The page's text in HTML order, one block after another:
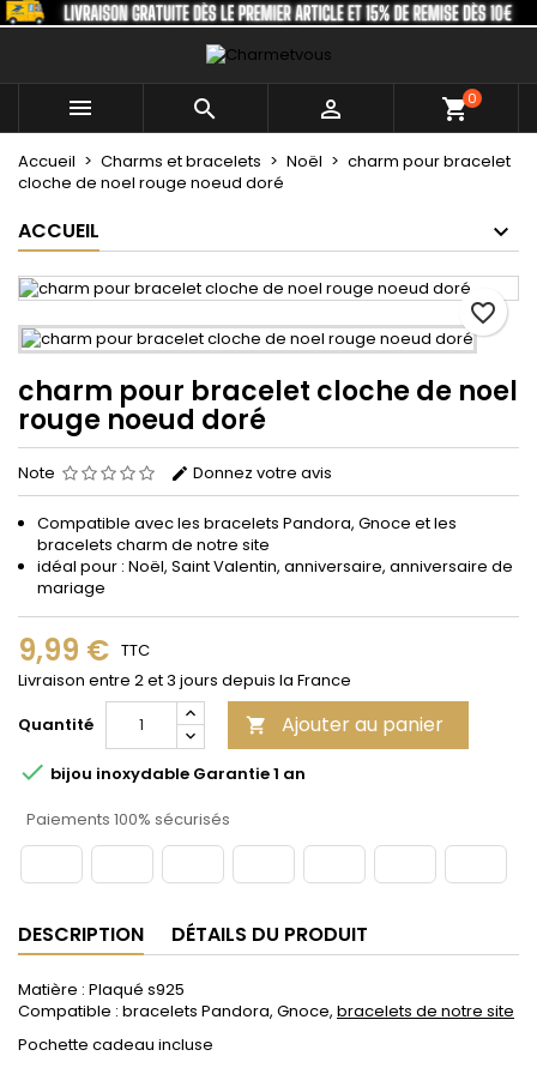
   shopping_cart0
Accueil Charms et bracelets Noël
charm pour bracelet
cloche de noel rouge noeud doré
ACCUEIL
favorite_border
charm pour bracelet cloche de noel
rouge noeud doré
Note Donnez votre avis
Compatible avec les bracelets Pandora, Gnoce et les
bracelets charm de notre site
idéal pour : Noël, Saint Valentin, anniversaire, anniversaire de
mariage
9,99 € TTC
Livraison entre 2 et 3 jours depuis la France
Quantité
 Ajouter au panier
 bijou inoxydable Garantie 1 an
Paiements 100% sécurisés
DESCRIPTION DÉTAILS DU PRODUIT
Matière : Plaqué s925
Compatible : bracelets Pandora, Gnoce, bracelets de notre site
Pochette cadeau incluse
×
add_circle_outline Créer une nouvelle liste
Créer une liste d'envies ×
Nom de la liste d'envies
×
Vous devez être connecté pour ajouter des produits
à votre liste d'envies.